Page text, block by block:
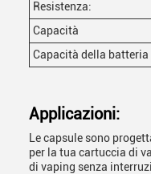
Resistenza:
Capacità
Capacità della batteria
Applicazioni:
Le capsule sono
per la tua cartuccia di
di vaping senza